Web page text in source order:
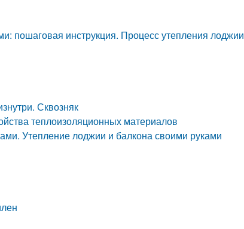
пошаговая инструкция. Процесс утепления лоджии
Сквозняк
теплоизоляционных материалов
Утепление лоджии и балкона своими руками